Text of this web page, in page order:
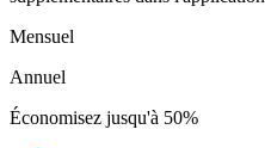
Mensuel
Annuel
Économisez jusqu'à 50%